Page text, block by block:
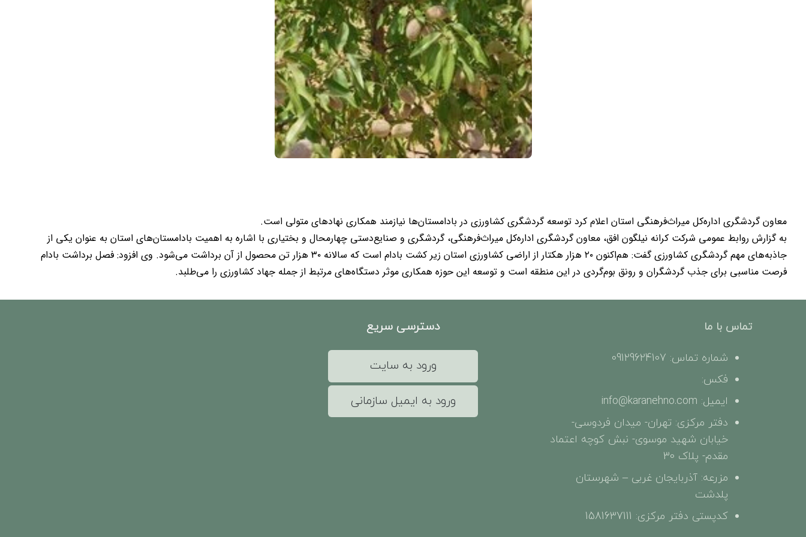
معاون گردشگری اداره‌کل میراث‌فرهنگی استان اعلام کرد توسعه گردشگری کشاورزی در بادامستان‌ها نیازمند همکاری نهادهای متولی است.
به گزارش روابط عمومی شرکت کرانه نیلگون افق، معاون گردشگری اداره‌کل میراث‌فرهنگی، گردشگری و صنایع‌دستی چهارمحال و بختیاری با اشاره به اهمیت بادامستان‌های استان به عنوان یکی از
جاذبه‌های مهم گردشگری کشاورزی گفت: هم‌اکنون ۲۰ هزار هکتار از اراضی کشاورزی استان زیر کشت بادام است که سالانه ۳۰ هزار تن محصول از آن برداشت می‌شود. وی افزود: فصل برداشت بادام
فرصت مناسبی برای جذب گردشگران و رونق بوم‌گردی در این منطقه است و توسعه این حوزه همکاری موثر دستگاه‌های مرتبط از جمله جهاد کشاورزی را می‌طلبد.
تماس با ما
شماره تماس: 09129624107
فکس:
ایمیل: info@karanehno.com
دفتر مرکزی: تهران- میدان فردوسی-
خیابان شهید موسوی- نبش کوچه اعتماد
مقدم- پلاک 30
مزرعه: آذربایجان غربی – شهرستان
پلدشت
کدپستی دفتر مرکزی: 1581637111
دسترسی سریع
ورود به سایت
ورود به ایمیل سازمانی